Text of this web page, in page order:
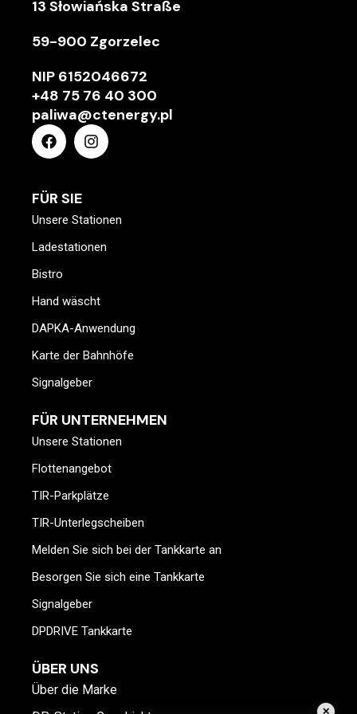
13 Słowiańska Straße
59-900 Zgorzelec
NIP 6152046672
+48 75 76 40 300
paliwa@ctenergy.pl
FÜR SIE
Unsere Stationen
Ladestationen
Bistro
Hand wäscht
DAPKA-Anwendung
Karte der Bahnhöfe
Signalgeber
FÜR UNTERNEHMEN
Unsere Stationen
Flottenangebot
TIR-Parkplätze
TIR-Unterlegscheiben
Melden Sie sich bei der Tankkarte an
Besorgen Sie sich eine Tankkarte
Signalgeber
DPDRIVE Tankkarte
ÜBER UNS
Über die Marke
✕